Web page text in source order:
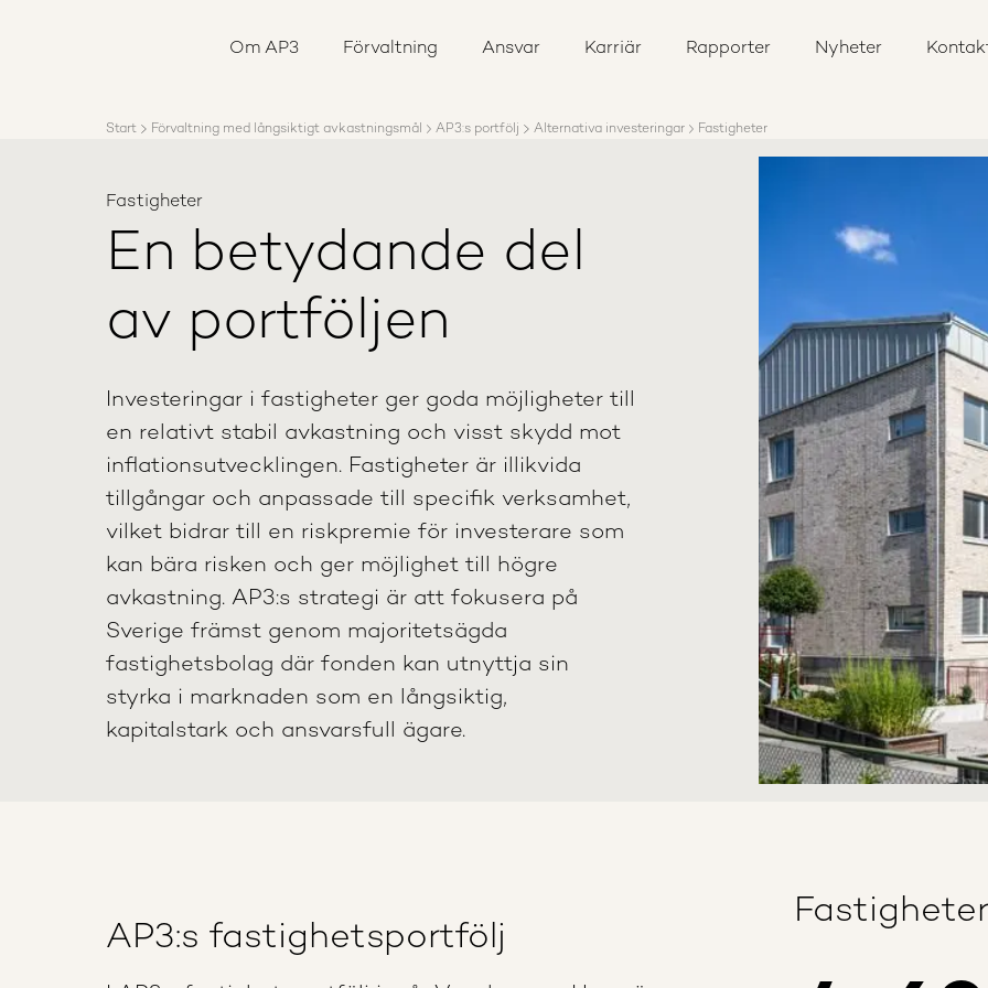
Om AP3 Förvaltning Ansvar Karriär Rapporter Nyheter
Start Förvaltning med långsiktigt avkastningsmål AP3:s portfölj Alternativa investeringar Fastigheter
Fastigheter
En betydande del
av portföljen
Investeringar i fastigheter ger goda möjligheter till
en relativt stabil avkastning och visst skydd mot
inflationsutvecklingen. Fastigheter är illikvida
tillgångar och anpassade till specifik verksamhet,
vilket bidrar till en riskpremie för investerare som
kan bära risken och ger möjlighet till högre
avkastning. AP3:s strategi är att fokusera på
Sverige främst genom majoritetsägda
fastighetsbolag där fonden kan utnyttja sin
styrka i marknaden som en långsiktig,
kapitalstark och ansvarsfull ägare.
AP3:s fastighetsportfölj
Fastigheter